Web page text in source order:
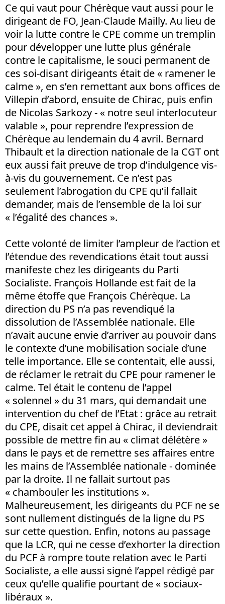
Ce qui vaut pour Chérèque vaut aussi pour le
dirigeant de FO, Jean-Claude Mailly. Au lieu de
voir la lutte contre le CPE comme un tremplin
pour développer une lutte plus générale
contre le capitalisme, le souci permanent de
ces soi-disant dirigeants était de « ramener le
calme », en s’en remettant aux bons offices de
Villepin d’abord, ensuite de Chirac, puis enfin
de Nicolas Sarkozy - « notre seul interlocuteur
valable », pour reprendre l’expression de
Chérèque au lendemain du 4 avril. Bernard
Thibault et la direction nationale de la CGT ont
eux aussi fait preuve de trop d’indulgence vis-
à-vis du gouvernement. Ce n’est pas
seulement l’abrogation du CPE qu’il fallait
demander, mais de l’ensemble de la loi sur
« l’égalité des chances ».
Cette volonté de limiter l’ampleur de l’action et
l’étendue des revendications était tout aussi
manifeste chez les dirigeants du Parti
Socialiste. François Hollande est fait de la
même étoffe que François Chérèque. La
direction du PS n’a pas revendiqué la
dissolution de l’Assemblée nationale. Elle
n’avait aucune envie d’arriver au pouvoir dans
le contexte d’une mobilisation sociale d’une
telle importance. Elle se contentait, elle aussi,
de réclamer le retrait du CPE pour ramener le
calme. Tel était le contenu de l’appel
« solennel » du 31 mars, qui demandait une
intervention du chef de l’Etat : grâce au retrait
du CPE, disait cet appel à Chirac, il deviendrait
possible de mettre fin au « climat délétère »
dans le pays et de remettre ses affaires entre
les mains de l’Assemblée nationale - dominée
par la droite. Il ne fallait surtout pas
« chambouler les institutions ».
Malheureusement, les dirigeants du PCF ne se
sont nullement distingués de la ligne du PS
sur cette question. Enfin, notons au passage
que la LCR, qui ne cesse d’exhorter la direction
du PCF à rompre toute relation avec le Parti
Socialiste, a elle aussi signé l’appel rédigé par
ceux qu’elle qualifie pourtant de « sociaux-
libéraux ».